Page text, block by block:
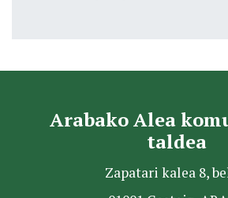
Arabako Alea
taldea
Zapatari kalea 8,